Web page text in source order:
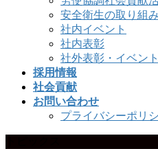
安全衛生の取り組み
社内イベント
社内表彰
社外表彰・イベント
採用情報
社会貢献
お問い合わせ
プライバシーポリ